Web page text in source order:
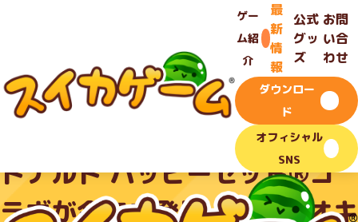
ゲー
ム紹
介
最
新
情
報
公式
グッ
ズ
お問
い合
わせ
ダウンロー
ド
オフィシャル
SNS
TOP - 最新情報
-
大好評のスイカゲーム®×マクドナルド ハッピーセット®コラ
ボが今年も登場！サンリオキャラクターズがかわいく“シン
カ”するオリジナルゲームを配信 ～おもちゃごとに異なるキャ
ラクターデザインと“ひみつのおもちゃ”限定ゲームも～
2026.04.03
大好評のスイカゲーム®×マク
ドナルド ハッピーセット®コ
ラボが今年も登場！サンリオキ